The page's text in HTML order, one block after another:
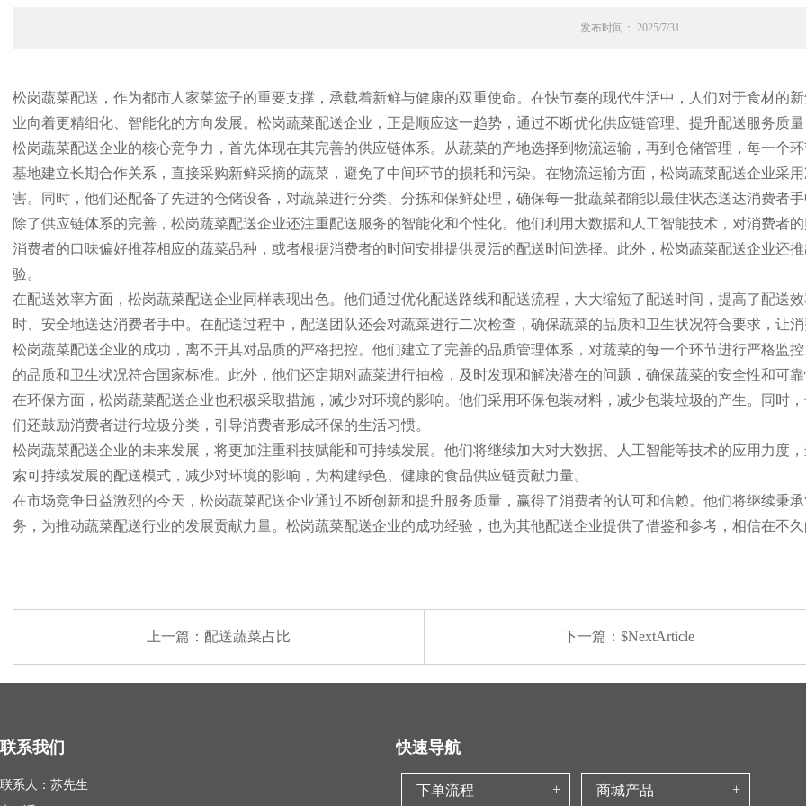
发布时间： 2025/7/31
松岗蔬菜配送，作为都市人家菜篮子的重要支撑，承载着新鲜与健康的双重使命。在快节奏的现代生活中，人们对于食材的
业向着更精细化、智能化的方向发展。松岗蔬菜配送企业，正是顺应这一趋势，通过不断优化供应链管理、提升配送服务质
松岗蔬菜配送企业的核心竞争力，首先体现在其完善的供应链体系。从蔬菜的产地选择到物流运输，再到仓储管理，每一个
基地建立长期合作关系，直接采购新鲜采摘的蔬菜，避免了中间环节的损耗和污染。在物流运输方面，松岗蔬菜配送企业采
害。同时，他们还配备了先进的仓储设备，对蔬菜进行分类、分拣和保鲜处理，确保每一批蔬菜都能以最佳状态送达消费者
除了供应链体系的完善，松岗蔬菜配送企业还注重配送服务的智能化和个性化。他们利用大数据和人工智能技术，对消费者
消费者的口味偏好推荐相应的蔬菜品种，或者根据消费者的时间安排提供灵活的配送时间选择。此外，松岗蔬菜配送企业还
验。
在配送效率方面，松岗蔬菜配送企业同样表现出色。他们通过优化配送路线和配送流程，大大缩短了配送时间，提高了配送
时、安全地送达消费者手中。在配送过程中，配送团队还会对蔬菜进行二次检查，确保蔬菜的品质和卫生状况符合要求，让
松岗蔬菜配送企业的成功，离不开其对品质的严格把控。他们建立了完善的品质管理体系，对蔬菜的每一个环节进行严格监
的品质和卫生状况符合国家标准。此外，他们还定期对蔬菜进行抽检，及时发现和解决潜在的问题，确保蔬菜的安全性和可
在环保方面，松岗蔬菜配送企业也积极采取措施，减少对环境的影响。他们采用环保包装材料，减少包装垃圾的产生。同时
们还鼓励消费者进行垃圾分类，引导消费者形成环保的生活习惯。
松岗蔬菜配送企业的未来发展，将更加注重科技赋能和可持续发展。他们将继续加大对大数据、人工智能等技术的应用力度
索可持续发展的配送模式，减少对环境的影响，为构建绿色、健康的食品供应链贡献力量。
在市场竞争日益激烈的今天，松岗蔬菜配送企业通过不断创新和提升服务质量，赢得了消费者的认可和信赖。他们将继续秉
务，为推动蔬菜配送行业的发展贡献力量。松岗蔬菜配送企业的成功经验，也为其他配送企业提供了借鉴和参考，相信在不
上一篇： 配送蔬菜占比 下一篇：$NextArticle
联系我们
联系人：苏先生
快速导航
下单流程 商城产品